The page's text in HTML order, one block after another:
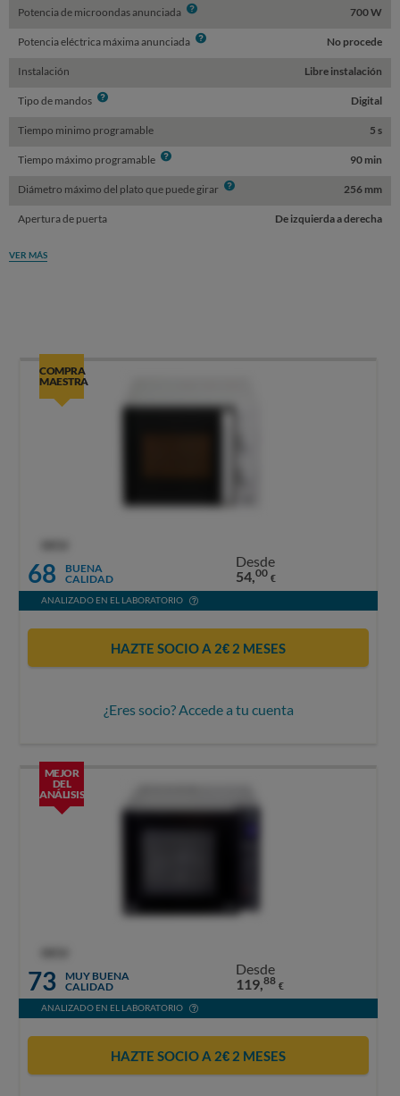
Potencia de microondas anunciada Info 700 W
Potencia eléctrica máxima anunciada Info No procede
Instalación Libre instalación
Tipo de mandos Info Digital
Tiempo minimo programable 5 s
Tiempo máximo programable Info 90 min
Diámetro máximo del plato que puede girar Info 256 mm
Apertura de puerta De izquierda a derecha
VER MÁS
COMPRA
MAESTRA
68
BUENA
CALIDAD
Desde
54,00 €
ANALIZADO EN EL LABORATORIO
HAZTE SOCIO A 2€ 2 MESES
¿Eres socio? Accede a tu cuenta
MEJOR
DEL
ANÁLISIS
73
MUY BUENA
CALIDAD
Desde
119,88 €
ANALIZADO EN EL LABORATORIO
HAZTE SOCIO A 2€ 2 MESES